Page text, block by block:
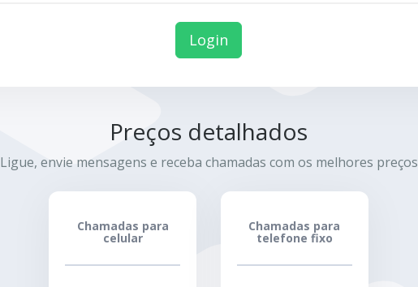
Login
Preços detalhados
Ligue, envie mensagens e receba chamadas com os melhores preços
Chamadas para
celular
Chamadas para
telefone fixo